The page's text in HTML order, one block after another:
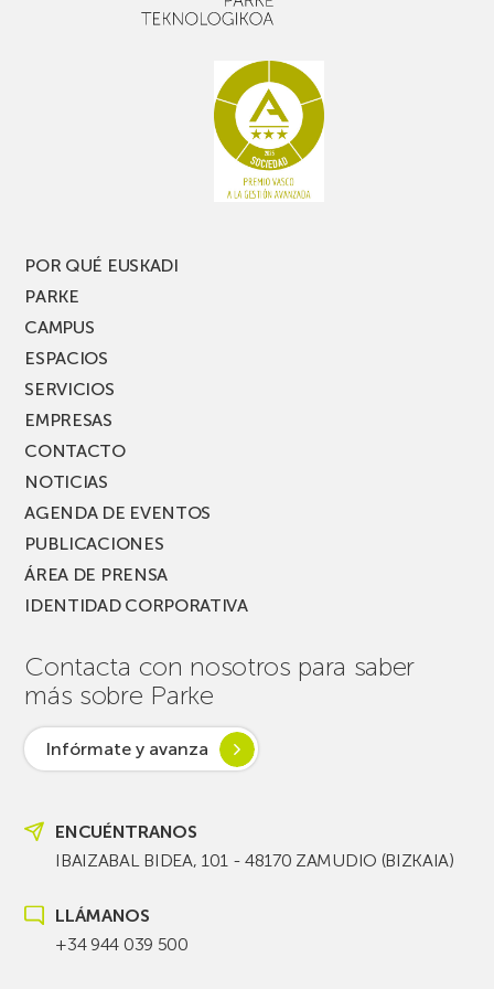
PARKEA
MUSIK
POR QUÉ EUSKADI
PARKE
CAMPUS
ESPACIOS
SERVICIOS
EMPRESAS
CONTACTO
NOTICIAS
AGENDA DE EVENTOS
PUBLICACIONES
ÁREA DE PRENSA
IDENTIDAD CORPORATIVA
Contacta con nosotros para saber
más sobre Parke
Infórmate y avanza
ENCUÉNTRANOS
IBAIZABAL BIDEA, 101 - 48170 ZAMUDIO (BIZKAIA)
LLÁMANOS
+34 944 039 500